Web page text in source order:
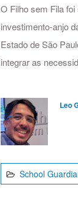
O Filho sem Fila
investimento-anjo
Estado de São
integrar as
Leo
School